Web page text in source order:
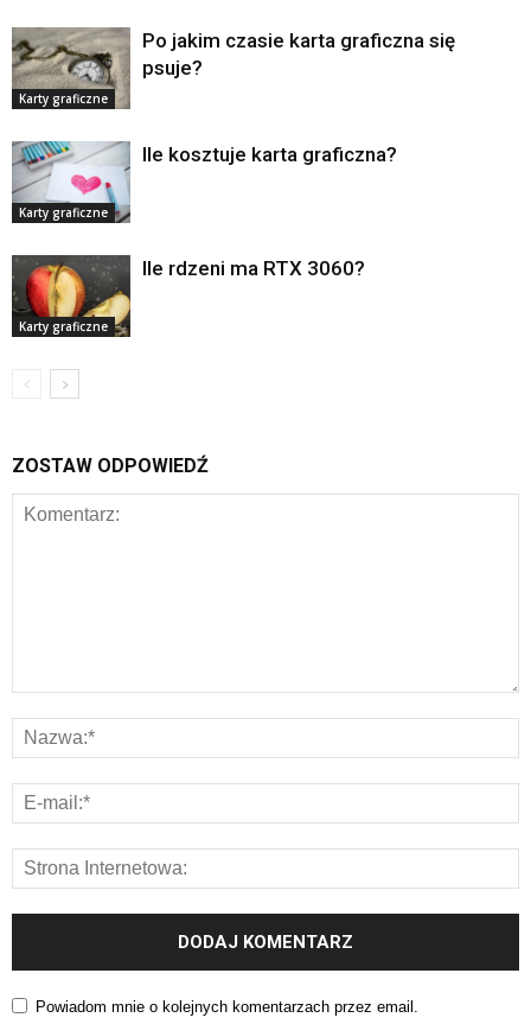
Karty graficzne
Po jakim czasie karta graficzna się
psuje?
Karty graficzne
Ile kosztuje karta graficzna?
Karty graficzne
Ile rdzeni ma RTX 3060?
ZOSTAW ODPOWIEDŹ
Powiadom mnie o kolejnych komentarzach przez email.